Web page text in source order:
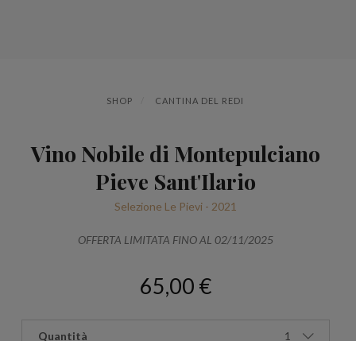
SHOP CANTINA DEL REDI
Vino Nobile di Montepulciano
Pieve Sant'Ilario
Selezione Le Pievi - 2021
OFFERTA LIMITATA FINO AL 02/11/2025
65,00 €
Quantità 1